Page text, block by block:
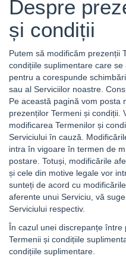
Despre
și condiții
Putem să modificăm prezenții
condițiile suplimentare care se
pentru a corespunde
sau al Serviciilor noastre.
Pe această pagină vom posta
prezenților Termeni și condiții.
modificarea Termenilor și
Serviciului în cauză.
intra în vigoare în termen de
postare. Totuși, modificările
și cele din motive legale vor
sunteți de acord cu
aferente unui Serviciu, vă
Serviciului respectiv.
În cazul unei discrepanțe între
Termenii și condițiile
condițiile suplimentare.